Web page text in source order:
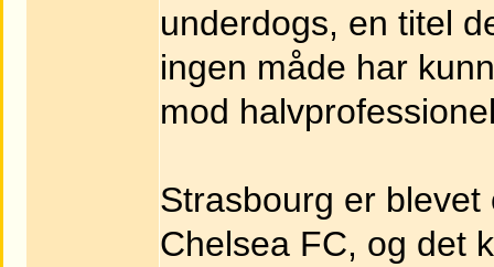
underdogs, en titel
ingen måde har
mod
Strasbourg er
Chelsea FC, og det